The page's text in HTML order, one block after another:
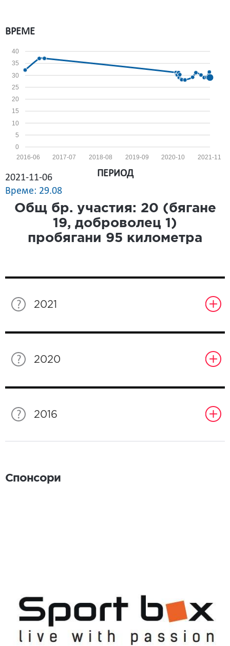
ВРЕМЕ
0
5
10
15
20
25
30
35
40
2021-11
2020-10
2019-09
2018-08
2017-07
2016-06
2021-11-06
Време: 29.08
ПЕРИОД
Общ бр. участия: 20 (бягане
19, доброволец 1 )
пробягани 95 километра
2021
2020
2016
Спонсори